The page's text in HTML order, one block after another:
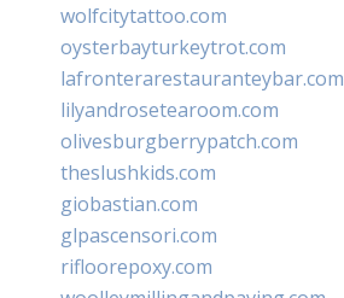
wolfcitytattoo.com
oysterbayturkeytrot.com
lafronterarestauranteybar.com
lilyandrosetearoom.com
olivesburgberrypatch.com
theslushkids.com
giobastian.com
glpascensori.com
rifloorepoxy.com